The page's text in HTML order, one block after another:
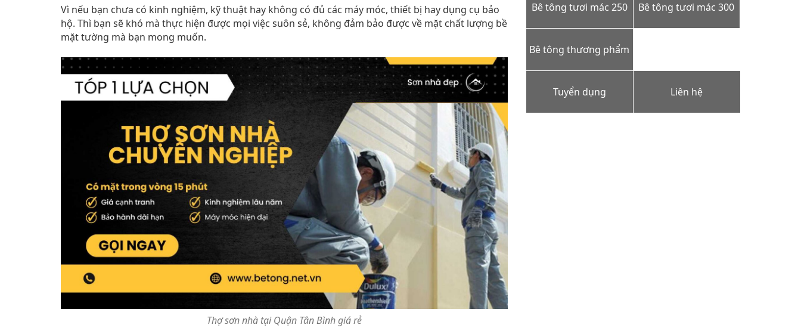
Vì nếu bạn chưa có kinh nghiệm, kỹ thuật hay không có đủ các máy móc, thiết bị hay dụng cụ bảo
hộ. Thì bạn sẽ khó mà thực hiện được mọi việc suôn sẻ, không đảm bảo được về mặt chất lượng bề
mặt tường mà bạn mong muốn.
Thợ sơn nhà tại Quận Tân Bình giá rẻ
Bê tông tươi mác 250 Bê tông tươi mác 300
Bê tông thương phẩm
Tuyển dụng Liên hệ